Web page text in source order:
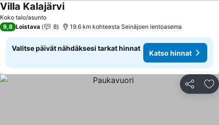
Koko talo/asunto
Villa Kalajärvi
9,8 Loistava 8 19.6 km kohteesta Seinäjoen lentoasema
Valitse päivät nähdäksesi tarkat hinnat
Katso hinnat
Jaa